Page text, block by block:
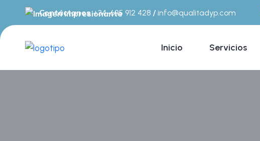
Contáctanos+34-695 912 428 /info@qualitadyp.com
Inicio Servicios